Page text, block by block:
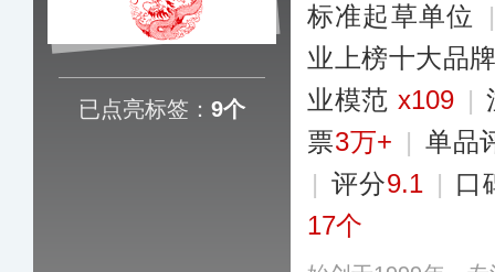
已点亮标签： 9个
标准起草单位
业上榜十大品
业模范 x109 |
票3万+ | 单品
| 评分9.1 | 口
17个